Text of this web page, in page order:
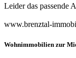
Leider das passende
www.brenztal-
Wohnimmobilien zur